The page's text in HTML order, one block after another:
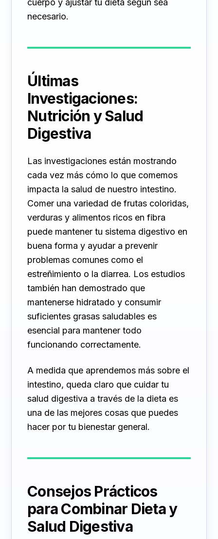
cuerpo y ajustar tu dieta según sea
necesario.
Últimas
Investigaciones:
Nutrición y Salud
Digestiva
Las investigaciones están mostrando
cada vez más cómo lo que comemos
impacta la salud de nuestro intestino.
Comer una variedad de frutas coloridas,
verduras y alimentos ricos en fibra
puede mantener tu sistema digestivo en
buena forma y ayudar a prevenir
problemas comunes como el
estreñimiento o la diarrea. Los estudios
también han demostrado que
mantenerse hidratado y consumir
suficientes grasas saludables es
esencial para mantener todo
funcionando correctamente.
A medida que aprendemos más sobre el
intestino, queda claro que cuidar tu
salud digestiva a través de la dieta es
una de las mejores cosas que puedes
hacer por tu bienestar general.
Consejos Prácticos
para Combinar Dieta y
Salud Digestiva